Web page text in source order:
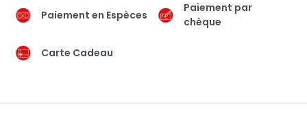
Paiement en Espèces
Paiement par
chèque
Carte Cadeau